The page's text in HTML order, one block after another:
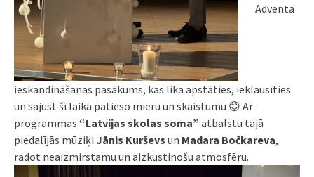
Adventa
ieskandināšanas pasākums, kas lika apstāties, ieklausīties
un sajust šī laika patieso mieru un skaistumu 😊 Ar
programmas “Latvijas skolas soma” atbalstu tajā
piedalījās mūziķi Jānis Kurševs un Madara Bočkareva,
radot neaizmirstamu un aizkustinošu atmosfēru.